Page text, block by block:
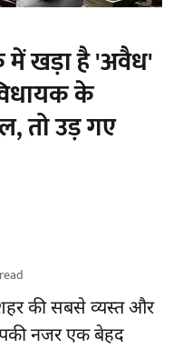
में खड़ा है 'अवैध'
के
तो उड़ गए
की सबसे व्यस्त और
नजर एक बेहद